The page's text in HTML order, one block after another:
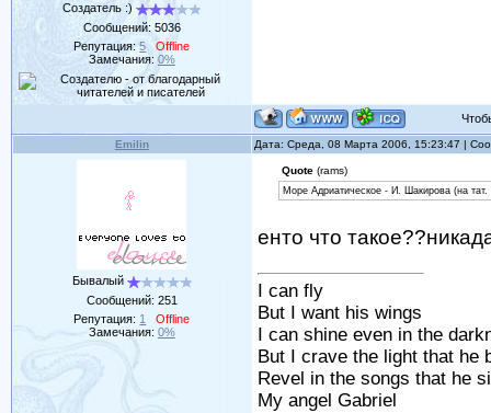
Создатель :)
Сообщений: 5036
Репутация:5
Offline
Замечания: 0%
Emilin Дата: Среда, 08 Марта 2006, 15:23:47 |
Бывалый
Сообщений: 251
Репутация: 1
Offline
Замечания: 0%
Quote(rams)
Море Адриатическое - И. Шакирова (на тат.
енто что
I can fly
But I want his wings
I can shine even in the
But I crave the light that he
Revel in the songs that he
My angel Gabriel